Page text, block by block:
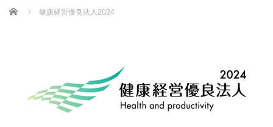
Home 健康経営優良法人2024